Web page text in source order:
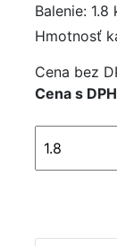
Balenie:
Hmotnosť
Cena bez
Cena s